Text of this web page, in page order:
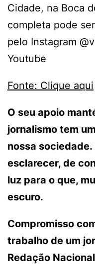
Cidade, na Boca
completa pode
pelo Instagram
Youtube
Fonte: Clique aqui
O seu apoio
jornalismo tem
nossa
esclarecer, de
luz para o que,
escuro.
Compromisso
trabalho de um
Redação